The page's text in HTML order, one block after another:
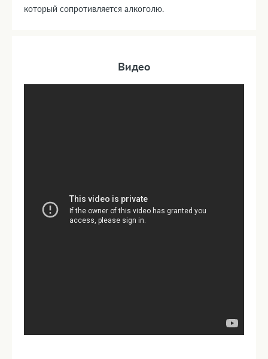
который сопротивляется алкоголю.
Видео